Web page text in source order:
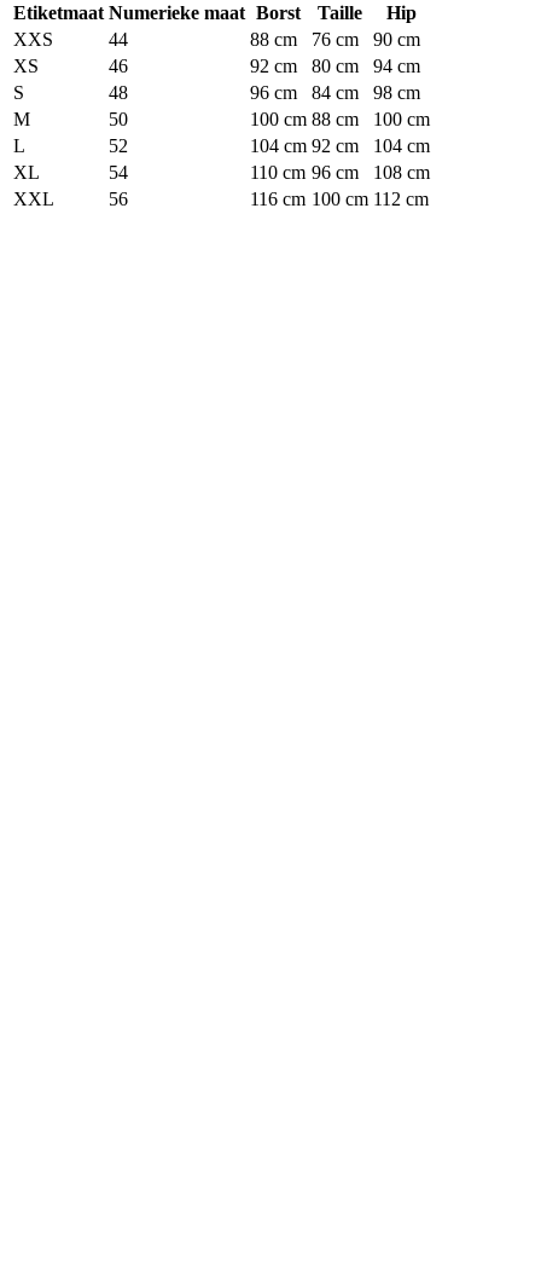
Etiketmaat Numerieke maat Borst Taille
Hip
XXS
44 88 cm 76 cm
90 cm
XS
46 92 cm 80 cm
94 cm
S
48 96 cm 84 cm
98 cm
M
50 100 cm 88 cm
100 cm
L
52 104 cm 92 cm
104 cm
XL
54 110 cm 96 cm
108 cm
XXL
56 116 cm 100 cm 112 cm